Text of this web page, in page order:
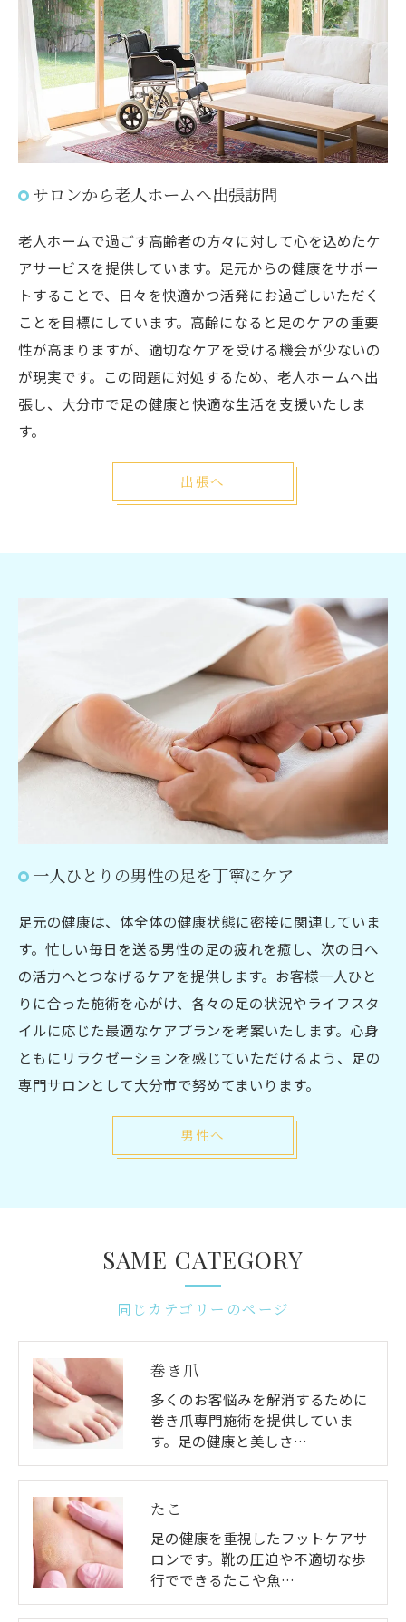
サロンから老人ホームへ出張訪問
老人ホームで過ごす高齢者の方々に対して心を込めたケ
アサービスを提供しています。足元からの健康をサポー
トすることで、日々を快適かつ活発にお過ごしいただく
ことを目標にしています。高齢になると足のケアの重要
性が高まりますが、適切なケアを受ける機会が少ないの
が現実です。この問題に対処するため、老人ホームへ出
張し、大分市で足の健康と快適な生活を支援いたしま
す。
出張へ
一人ひとりの男性の足を丁寧にケア
足元の健康は、体全体の健康状態に密接に関連していま
す。忙しい毎日を送る男性の足の疲れを癒し、次の日へ
の活力へとつなげるケアを提供します。お客様一人ひと
りに合った施術を心がけ、各々の足の状況やライフスタ
イルに応じた最適なケアプランを考案いたします。心身
ともにリラクゼーションを感じていただけるよう、足の
専門サロンとして大分市で努めてまいります。
男性へ
同じカテゴリーのページ
SAME CATEGORY
巻き爪
多くのお客悩みを解消するために
巻き爪専門施術を提供していま
す。足の健康と美しさ…
たこ
足の健康を重視したフットケアサ
ロンです。靴の圧迫や不適切な歩
行でできるたこや魚…